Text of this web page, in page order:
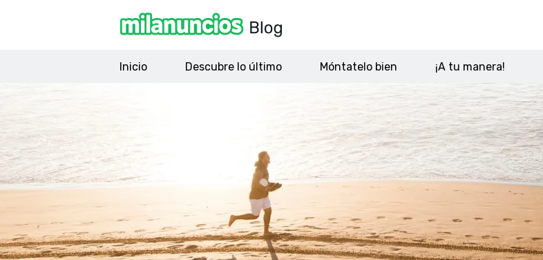
Inicio Descubre lo último Móntatelo bien ¡A tu manera!